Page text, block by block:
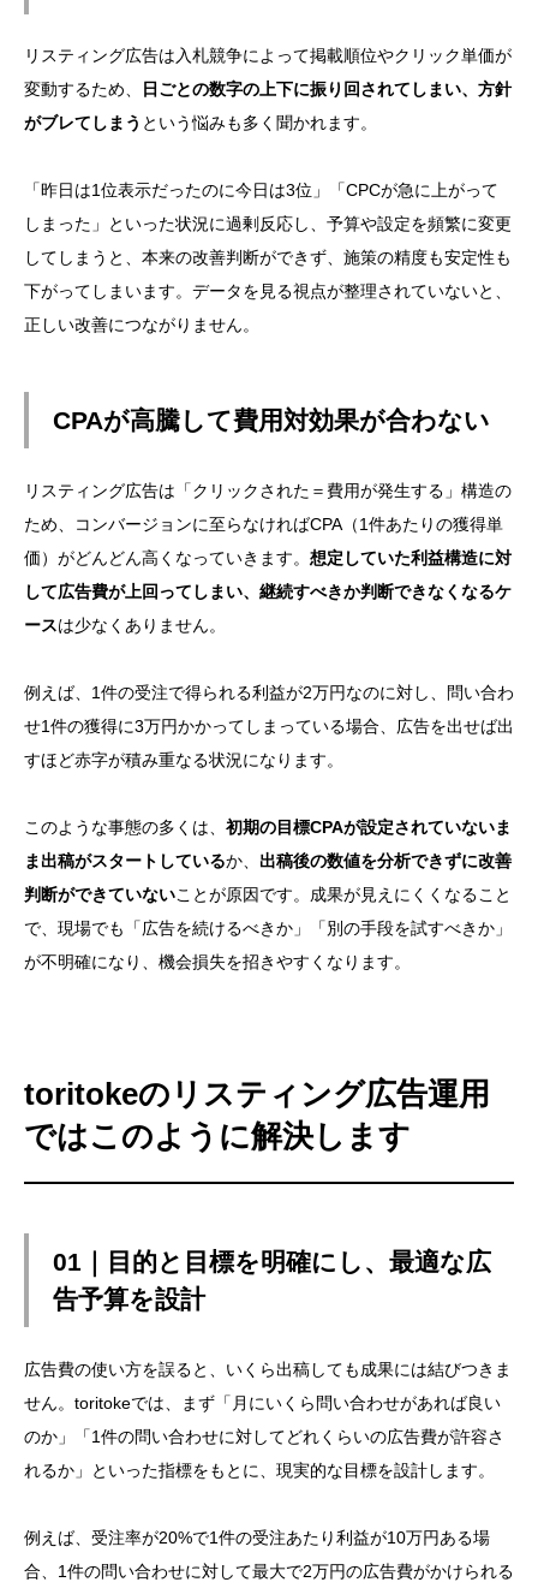
リスティング広告は入札競争によって掲載順位やクリック単価が
変動するため、
日ごとの数字の上下に振り回されてしまい、方針
がブレてしまう という悩みも多く聞かれます。
「昨日は1位表示だったのに今日は3位」「CPCが急に上がって
しまった」といった状況に過剰反応し、予算や設定を頻繁に変更
してしまうと、本来の改善判断ができず、施策の精度も安定性も
下がってしまいます。データを見る視点が整理されていないと、
正しい改善につながりません。
CPAが高騰して費用対効果が合わない
リスティング広告は「クリックされた＝費用が発生する」構造の
ため、コンバージョンに至らなければCPA（1件あたりの獲得単
価）がどんどん高くなっていきます。 想定していた利益構造に対
して広告費が上回ってしまい、継続すべきか判断できなくなるケ
ースは少なくありません。
例えば、1件の受注で得られる利益が2万円なのに対し、問い合わ
せ1件の獲得に3万円かかってしまっている場合、広告を出せば出
すほど赤字が積み重なる状況になります。
このような事態の多くは、 初期の目標CPAが設定されていないま
ま出稿がスタートしているか、 出稿後の数値を分析できずに改善
判断ができていないことが原因です。成果が見えにくくなること
で、現場でも「広告を続けるべきか」「別の手段を試すべきか」
が不明確になり、機会損失を招きやすくなります。
toritokeのリスティング広告運用
ではこのように解決します
01｜目的と目標を明確にし、最適な広
告予算を設計
広告費の使い方を誤ると、いくら出稿しても成果には結びつきま
せん。toritokeでは、まず「月にいくら問い合わせがあれば良い
のか」「1件の問い合わせに対してどれくらいの広告費が許容さ
れるか」といった指標をもとに、現実的な目標を設計します。
例えば、受注率が20%で1件の受注あたり利益が10万円ある場
合、1件の問い合わせに対して最大で2万円の広告費がかけられる